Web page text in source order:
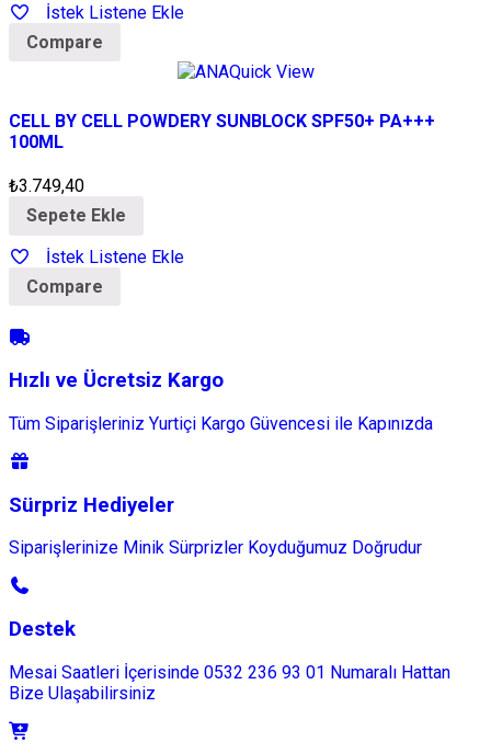
İstek Listene Ekle
Compare
Quick View
CELL BY CELL POWDERY SUNBLOCK SPF50+ PA+++
100ML
₺3.749,40
Sepete Ekle
İstek Listene Ekle
Compare
Hızlı ve Ücretsiz Kargo
Tüm Siparişleriniz Yurtiçi Kargo Güvencesi ile Kapınızda
Sürpriz Hediyeler
Siparişlerinize Minik Sürprizler Koyduğumuz Doğrudur
Destek
Mesai Saatleri İçerisinde 0532 236 93 01 Numaralı Hattan
Bize Ulaşabilirsiniz